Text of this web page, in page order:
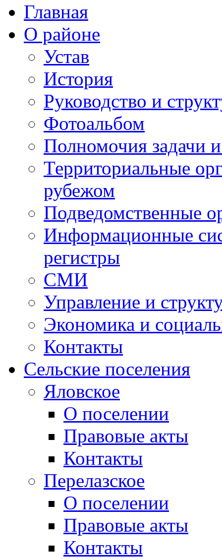
Главная
О районе
Устав
История
Руководство и
Фотоальбом
Полномочия задачи
Территориальные
рубежом
Подведомственные
Информационные
регистры
СМИ
Управление и
Экономика и
Контакты
Сельские поселения
Яловское
О поселении
Правовые акты
Контакты
Перелазское
О поселении
Правовые акты
Контакты